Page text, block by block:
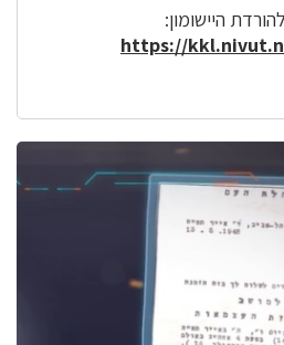
היישומון:
https://